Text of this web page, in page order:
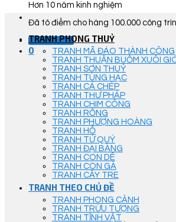
Hơn 10 năm kinh nghiệm
Đã tô điểm cho hàng 100.000 công
Góc Tư Vấn
0
TRANH PHONG THUỶ
TRANH MÃ ĐÁO THÀNH CÔNG
TRANH THUẬN BUỒM XUÔI
TRANH SƠN THUỶ
TRANH TÙNG HẠC
TRANH CÁ CHÉP
TRANH THƯ PHÁP
TRANH CHIM CÔNG
TRANH RỒNG
TRANH PHƯỢNG HOÀNG
TRANH HỔ
TRANH TỨ QUÝ
TRANH ĐẠI BÀNG
TRANH CON DÊ
TRANH CON GÀ
TRANH CÂY TRE
TRANH THEO CHỦ ĐỀ
TRANH PHONG CẢNH
TRANH TRỪU TƯỢNG
TRANH TĨNH VẬT